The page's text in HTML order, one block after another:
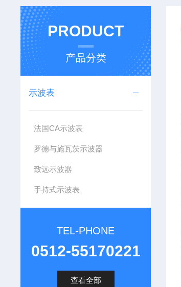
PRODUCT
产品分类
示波表
法国CA示波表
罗德与施瓦茨示波器
致远示波器
手持式示波表
TEL-PHONE
0512-55170221
查看全部